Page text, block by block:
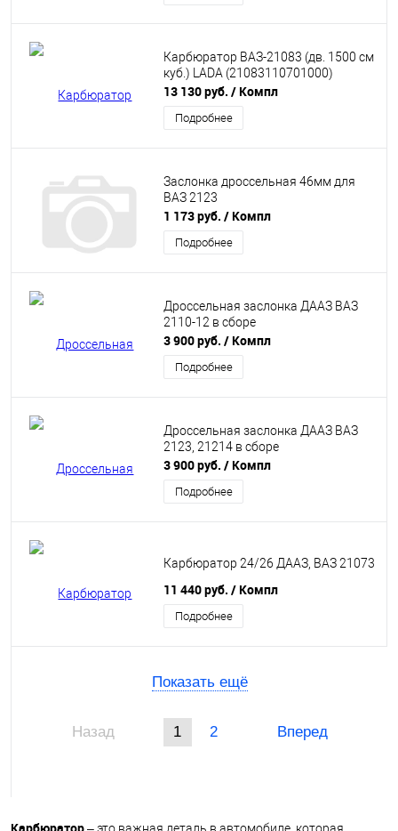
Карбюратор ВАЗ-21083 (дв. 1500 см
куб.) LADA (21083110701000)
13 130 руб. / Компл
Подробнее
Заслонка дроссельная 46мм для
ВАЗ 2123
1 173 руб. / Компл
Подробнее
Дроссельная заслонка ДААЗ ВАЗ
2110-12 в сборе
3 900 руб. / Компл
Подробнее
Дроссельная заслонка ДААЗ ВАЗ
2123, 21214 в сборе
3 900 руб. / Компл
Подробнее
Карбюратор 24/26 ДААЗ, ВАЗ 21073
11 440 руб. / Компл
Подробнее
Показать ещё
Назад 1 2 Вперед